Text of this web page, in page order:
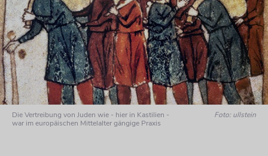
Die Vertreibung von Juden wie - hier in Kastilien -
war im europäischen Mittelalter gängige Praxis
Foto: ullstein